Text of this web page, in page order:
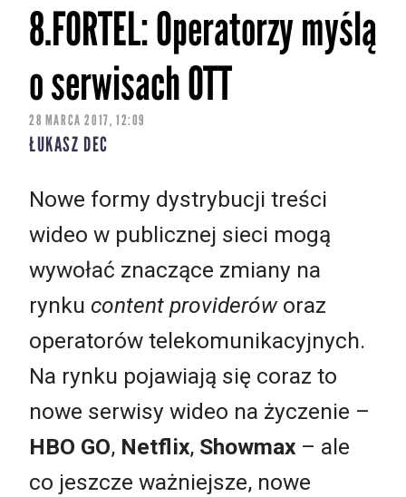
8.FORTEL: Operatorzy myślą
o serwisach OTT
28 MARCA 2017, 12:09
ŁUKASZ DEC
Nowe formy dystrybucji treści
wideo w publicznej sieci mogą
wywołać znaczące zmiany na
rynku content provideróworaz
operatorów telekomunikacyjnych.
Na rynku pojawiają się coraz to
nowe serwisy wideo na życzenie –
HBO GO, Netflix, Showmax – ale
co jeszcze ważniejsze, nowe